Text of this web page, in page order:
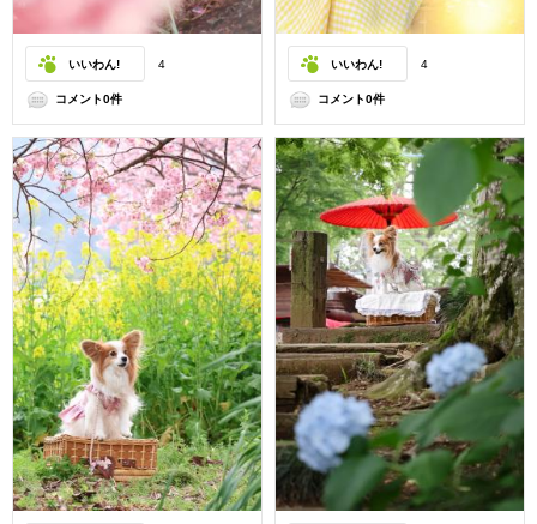
いいわん! 4
コメント0件
いいわん! 4
コメント0件